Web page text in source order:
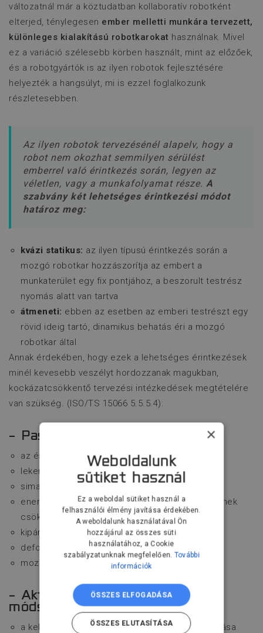
változatnál már a köztudatban kollaboratív robotként
elterjed, ténylegesen ember melletti munkára tervezett,
különleges kialakítású robotkarokat használnak. Mivel
ez a variáció szélesebb körben használt, mint az előzőek,
és a robotgyártók is az ilyen robotok fejlesztésére
helyezték a hangsúlyt, mi is ezzel foglalkozunk
részletesebben.
Az ilyen robotok tervezésénél alapelv, hogy a
robot nem okozhat semmilyen sérülést
emberrel való érintkezés során, legyen az
véletlen, vagy a munkafolyamat része. A
szabvány két lehetséges érintkezési módot
határoz meg:
kvázi statikus: az ilyen típusú érintkezés során a
mozgó robotkar hozzászorítja az embert a
munkaterület egy fix pontjához, a beszorult testrész
nyomás alatt van tartva
átmeneti: ebben az esetben az emberi testrészt egy
rövid ideig tartó, dinamikus behatás éri a mozgó
robotkar által
Annak érdekében, hogy ezek a lehetséges érintkezések
minél kevesebb veszélyt hordozzanak magukban,
kockázatcsökkentő tervezési intézkedések megtételére
van szükség. (ISO/TS 15066 5.5.5.4):
- Passzív biztonsági rendszerek
az érintkező felület méretének növelése:
lekerekített sarkok, élek
sima felületek
energia elnyelés, behatás energiájának és idejének
csökkentése:
kipárnázás
deformálható alkatrészek
mozgó tömeg mértékének korlátozása
- Aktív biztonsági tervezési
módszerek:
a keletkező lendület, erők, nyomatékok korlátozása
×
Weboldalunk
sütiket használ
Ez a weboldal sütiket használ a
felhasználói élmény javítása érdekében.
A weboldalunk használatával Ön
hozzájárul az összes süti
használatához, a Cookie
szabályzatunknak megfelelően. További
információk
ÖSSZES ELFOGADÁSA
ÖSSZES ELUTASÍTÁSA